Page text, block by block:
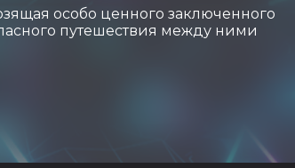
особо ценного заключенного
путешествия между ними